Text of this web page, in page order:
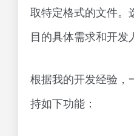
取特定格式的文件。
目的具体需求和开发
根据我的开发经验，
持如下功能：